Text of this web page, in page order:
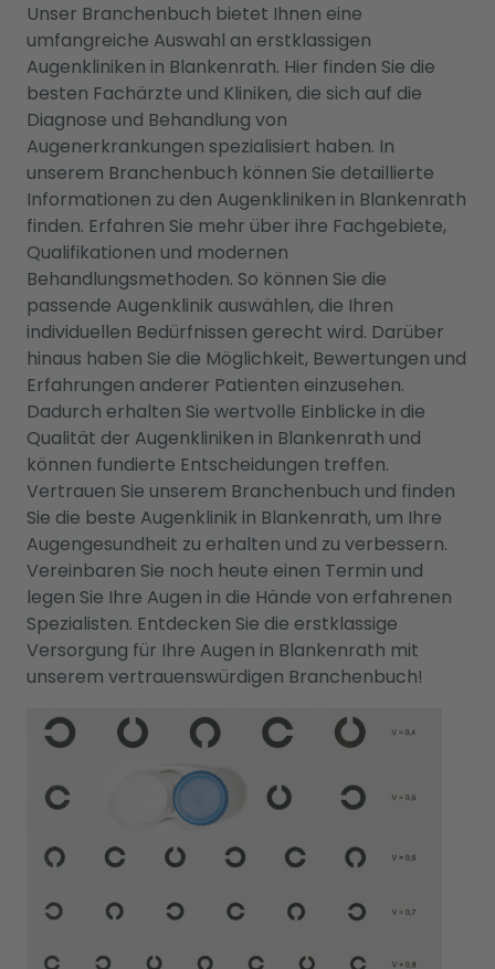
Unser Branchenbuch bietet Ihnen eine
umfangreiche Auswahl an erstklassigen
Augenkliniken in Blankenrath. Hier finden Sie die
besten Fachärzte und Kliniken, die sich auf die
Diagnose und Behandlung von
Augenerkrankungen spezialisiert haben. In
unserem Branchenbuch können Sie detaillierte
Informationen zu den Augenkliniken in Blankenrath
finden. Erfahren Sie mehr über ihre Fachgebiete,
Qualifikationen und modernen
Behandlungsmethoden. So können Sie die
passende Augenklinik auswählen, die Ihren
individuellen Bedürfnissen gerecht wird. Darüber
hinaus haben Sie die Möglichkeit, Bewertungen und
Erfahrungen anderer Patienten einzusehen.
Dadurch erhalten Sie wertvolle Einblicke in die
Qualität der Augenkliniken in Blankenrath und
können fundierte Entscheidungen treffen.
Vertrauen Sie unserem Branchenbuch und finden
Sie die beste Augenklinik in Blankenrath, um Ihre
Augengesundheit zu erhalten und zu verbessern.
Vereinbaren Sie noch heute einen Termin und
legen Sie Ihre Augen in die Hände von erfahrenen
Spezialisten. Entdecken Sie die erstklassige
Versorgung für Ihre Augen in Blankenrath mit
unserem vertrauenswürdigen Branchenbuch!